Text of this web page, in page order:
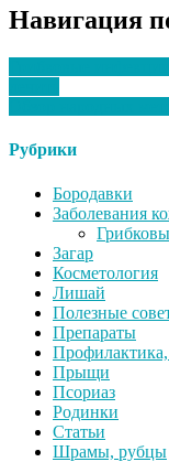
Навигация
Рубрики
Бородавки
Заболевания
Загар
Косметология
Лишай
Полезные
Препараты
Прыщи
Псориаз
Родинки
Статьи
Шрамы, рубцы